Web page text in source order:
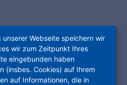
003/018
Webseite speichern wir
wir zum Zeitpunkt Ihres
eingebunden haben
(insbes. Cookies) auf Ihrem
auf Informationen, die in